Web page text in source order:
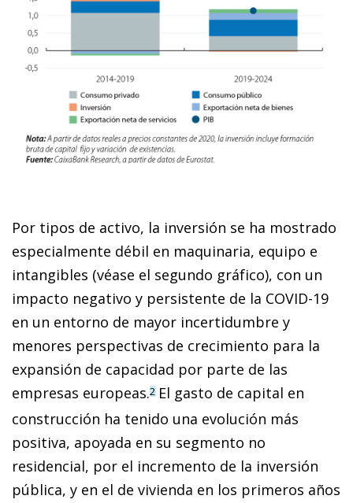
Por tipos de activo, la inversión se ha mostrado
especialmente débil en maquinaria, equipo e
intangibles (véase el segundo gráfico), con un
impacto negativo y persistente de la COVID-19
en un entorno de mayor incertidumbre y
menores perspectivas de crecimiento para la
expansión de capacidad por parte de las
empresas europeas.2 El gasto de capital en
construcción ha tenido una evolución más
positiva, apoyada en su segmento no
residencial, por el incremento de la inversión
pública, y en el de vivienda en los primeros años